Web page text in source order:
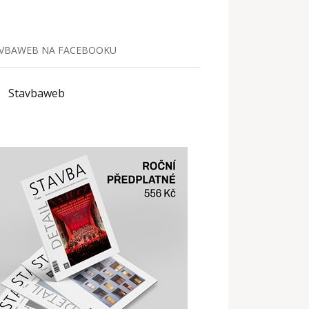
NA FACEBOOKU
Stavbaweb